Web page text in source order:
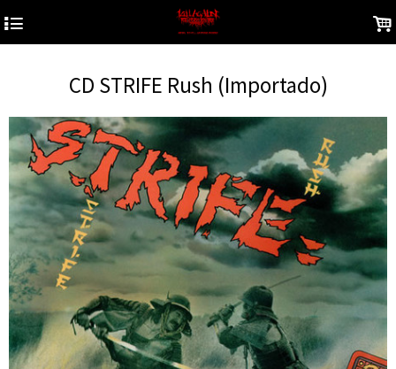
4 .
CD STRIFE Rush (Importado)